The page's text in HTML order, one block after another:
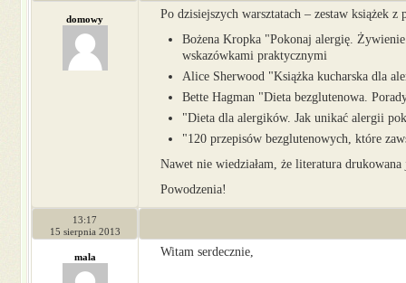
domowy
Po dzisiejszych warsztatach – zestaw książek
Bożena Kropka "Pokonaj alergię.
wskazówkami praktycznymi
Alice Sherwood "Książka kucharska dla
Bette Hagman "Dieta bezglutenowa.
"Dieta dla alergików. Jak unikać alergii
"120 przepisów bezglutenowych, które
Nawet nie wiedziałam, że literatura drukowana
Powodzenia!
13:17
15 sierpnia 2013
mala Witam serdecznie,